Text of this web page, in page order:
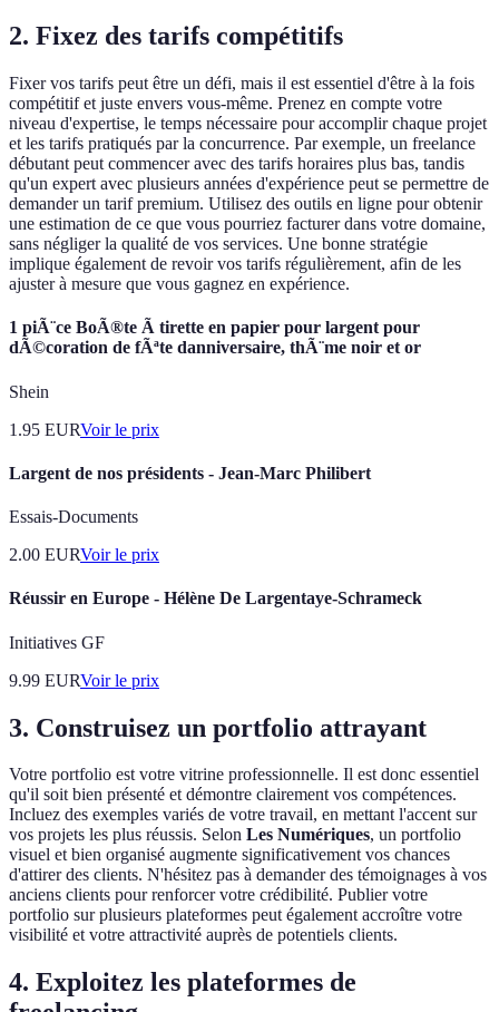
2. Fixez des tarifs compétitifs
Fixer vos tarifs peut être un défi, mais il est essentiel d'être à la fois
compétitif et juste envers vous-même. Prenez en compte votre
niveau d'expertise, le temps nécessaire pour accomplir chaque projet
et les tarifs pratiqués par la concurrence. Par exemple, un freelance
débutant peut commencer avec des tarifs horaires plus bas, tandis
qu'un expert avec plusieurs années d'expérience peut se permettre de
demander un tarif premium. Utilisez des outils en ligne pour obtenir
une estimation de ce que vous pourriez facturer dans votre domaine,
sans négliger la qualité de vos services. Une bonne stratégie
implique également de revoir vos tarifs régulièrement, afin de les
ajuster à mesure que vous gagnez en expérience.
1 piÃ¨ce BoÃ®te Ã tirette en papier pour largent pour
dÃ©coration de fÃªte danniversaire, thÃ¨me noir et or
Shein
1.95 EURVoir le prix
Largent de nos présidents - Jean-Marc Philibert
Essais-Documents
2.00 EURVoir le prix
Réussir en Europe - Hélène De Largentaye-Schrameck
Initiatives GF
9.99 EURVoir le prix
3. Construisez un portfolio attrayant
Votre portfolio est votre vitrine professionnelle. Il est donc essentiel
qu'il soit bien présenté et démontre clairement vos compétences.
Incluez des exemples variés de votre travail, en mettant l'accent sur
vos projets les plus réussis. Selon Les Numériques, un portfolio
visuel et bien organisé augmente significativement vos chances
d'attirer des clients. N'hésitez pas à demander des témoignages à vos
anciens clients pour renforcer votre crédibilité. Publier votre
portfolio sur plusieurs plateformes peut également accroître votre
visibilité et votre attractivité auprès de potentiels clients.
4. Exploitez les plateformes de